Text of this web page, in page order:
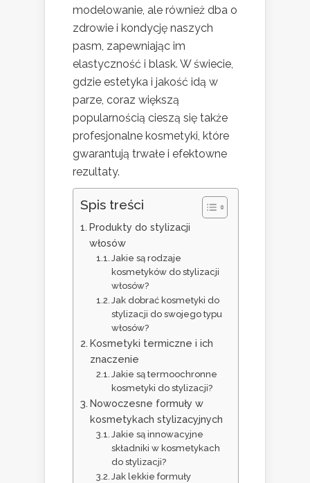
modelowanie, ale również dba o
zdrowie i kondycję naszych
pasm, zapewniając im
elastyczność i blask. W świecie,
gdzie estetyka i jakość idą w
parze, coraz większą
popularnością cieszą się także
profesjonalne kosmetyki, które
gwarantują trwałe i efektowne
rezultaty.
Spis treści
Produkty do stylizacji
włosów
Jakie są rodzaje
kosmetyków do stylizacji
włosów?
Jak dobrać kosmetyki do
stylizacji do swojego typu
włosów?
Kosmetyki termiczne i ich
znaczenie
Jakie są termoochronne
kosmetyki do stylizacji?
Nowoczesne formuły w
kosmetykach stylizacyjnych
Jakie są innowacyjne
składniki w kosmetykach
do stylizacji?
Jak lekkie formuły